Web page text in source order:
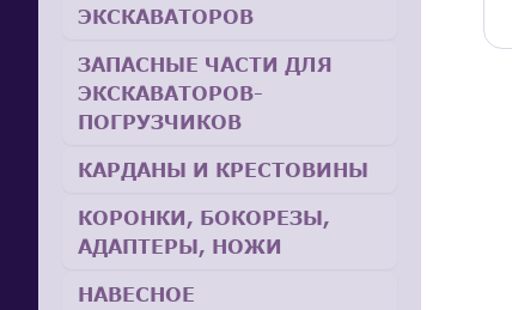
ЭКСКАВАТОРОВ
ЗАПАСНЫЕ ЧАСТИ ДЛЯ
ЭКСКАВАТОРОВ-
ПОГРУЗЧИКОВ
КАРДАНЫ И КРЕСТОВИНЫ
КОРОНКИ, БОКОРЕЗЫ,
АДАПТЕРЫ, НОЖИ
НАВЕСНОЕ